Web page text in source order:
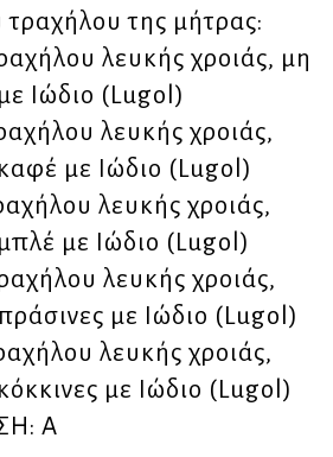
της μήτρας:
λευκής χροιάς, μη
Ιώδιο (Lugol)
λευκής χροιάς,
με Ιώδιο (Lugol)
λευκής χροιάς,
με Ιώδιο (Lugol)
λευκής χροιάς,
με Ιώδιο (Lugol)
λευκής χροιάς,
με Ιώδιο (Lugol)
Α